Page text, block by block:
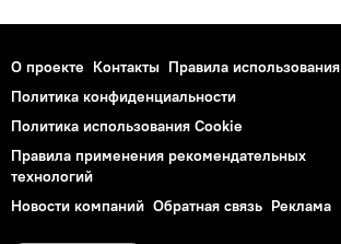
О проекте Контакты Правила использования
Политика конфиденциальности
Политика использования Cookie
Правила применения рекомендательных
технологий
Новости компаний Обратная связь Реклама